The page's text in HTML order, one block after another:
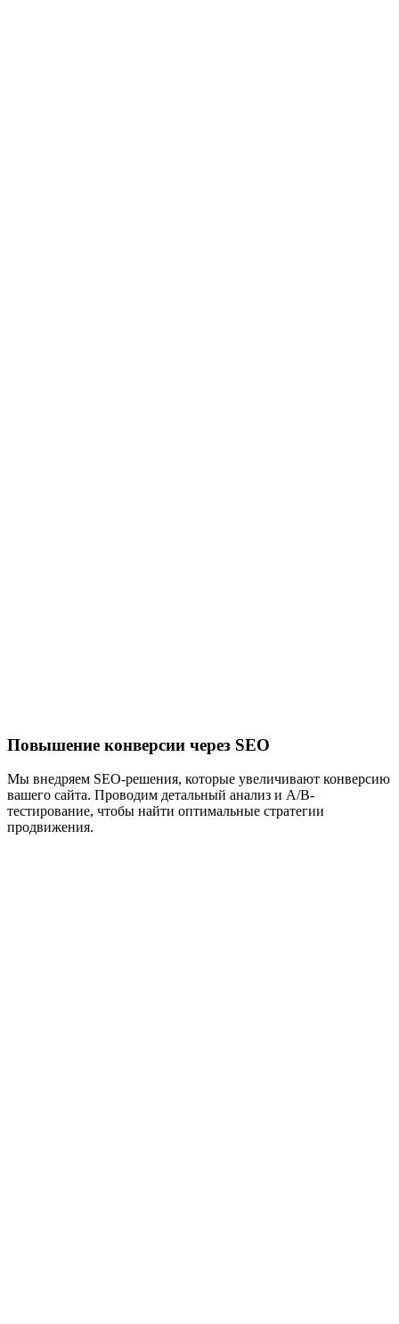
Повышение конверсии через SEO
Мы внедряем SEO-решения, которые увеличивают конверсию
вашего сайта. Проводим детальный анализ и A/B-
тестирование, чтобы найти оптимальные стратегии
продвижения.